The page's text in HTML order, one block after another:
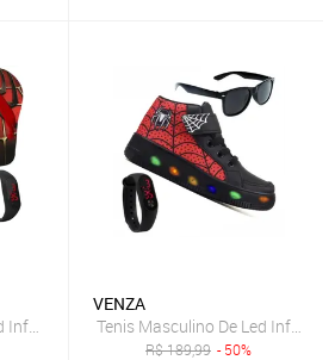
Infantil Aranha Calce Facil Original +
VENZA
Tenis Masculino De Led Infantil
R$189,99 - 50%